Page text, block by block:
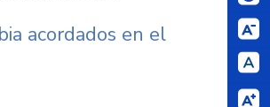
acordados en el